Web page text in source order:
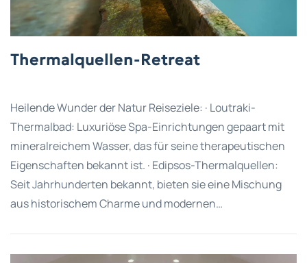
Thermalquellen-Retreat
Heilende Wunder der Natur Reiseziele: · Loutraki-
Thermalbad: Luxuriöse Spa-Einrichtungen gepaart mit
mineralreichem Wasser, das für seine therapeutischen
Eigenschaften bekannt ist. · Edipsos-Thermalquellen:
Seit Jahrhunderten bekannt, bieten sie eine Mischung
aus historischem Charme und modernen…